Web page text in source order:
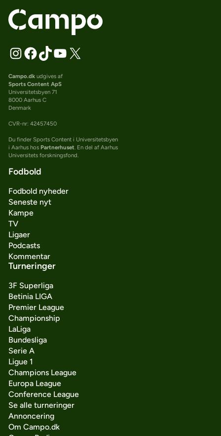
Campo.dkudgives af
Sports Content ApS
Universitetsbyen 71
8000 Aarhus C
Denmark
CVR-nr: 42457450
Du finder Sports Content i Universitetsbyen
i Aarhus hos Partnerhuset . En del af Aarhus
Universitets forskningsfond.
Fodbold
Fodbold nyheder
Seneste nyt
Kampe
TV
Ligaer
Podcasts
Kommentar
Turneringer
3F Superliga
Betinia LIGA
Premier League
Championship
LaLiga
Bundesliga
Serie A
Ligue 1
Champions League
Europa League
Conference League
Se alle turneringer
Annoncering
Om Campo.dk